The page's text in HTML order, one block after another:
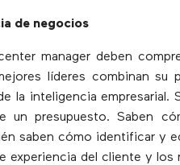
de negocios
manager deben
líderes combinan
la inteligencia empresarial.
un presupuesto. Saben
saben cómo identificar y
experiencia del cliente y los